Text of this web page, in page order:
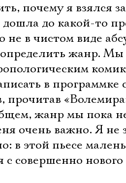
почему я взялся
до какой-то
в чистом виде
жанр. Мы
в программке
прочитав
жанр мы пока
очень важно. Я
в этой пьесе
с совершенно нового